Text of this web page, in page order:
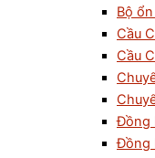
Bộ
Cầu
Cầu
Đồng
Đồng